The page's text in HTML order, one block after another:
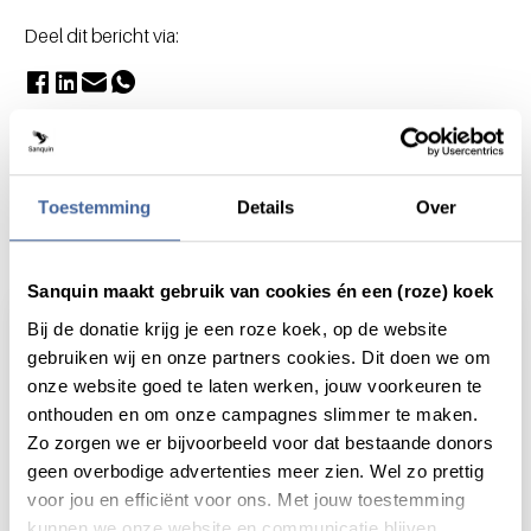
Toestemming Details Over
Sanquin maakt gebruik van cookies én een (roze) koek
Bij de donatie krijg je een roze koek, op de website
gebruiken wij en onze partners cookies. Dit doen we om
onze website goed te laten werken, jouw voorkeuren te
onthouden en om onze campagnes slimmer te maken.
Zo zorgen we er bijvoorbeeld voor dat bestaande donors
geen overbodige advertenties meer zien. Wel zo prettig
voor jou en efficiënt voor ons. Met jouw toestemming
Deel dit bericht via:
Actueel